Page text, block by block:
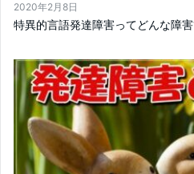
2020年2月8日
特異的言語発達障害ってどんな障